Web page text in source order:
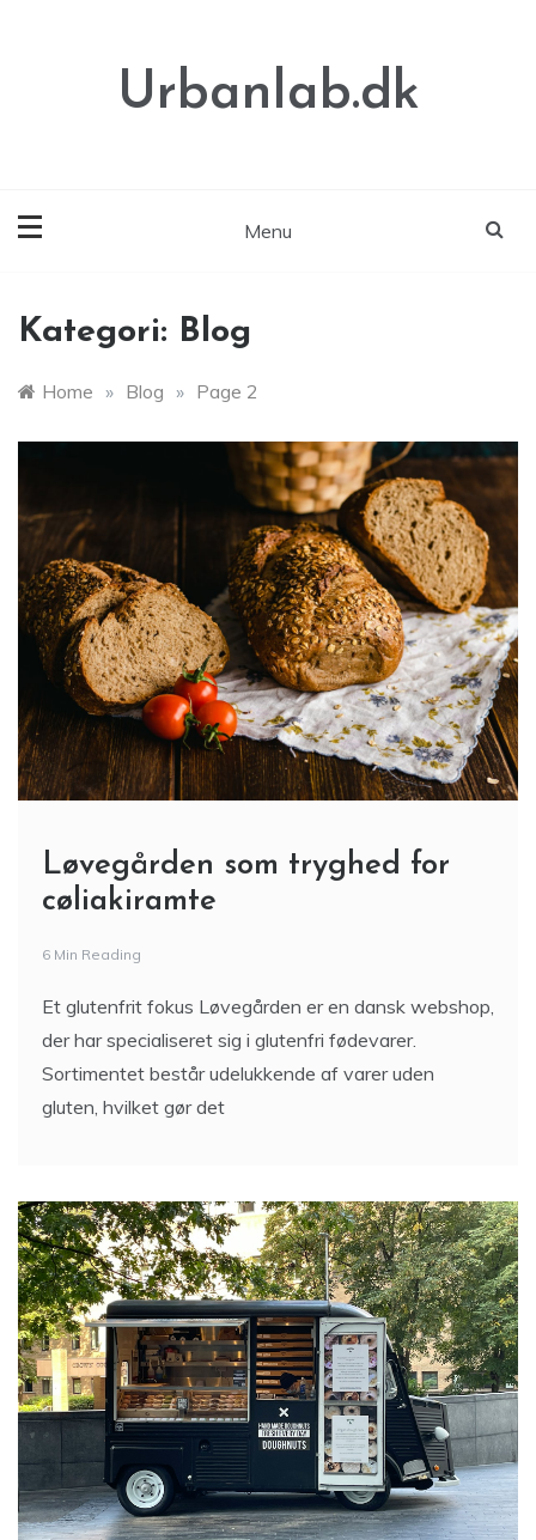
Urbanlab.dk
Menu
Kategori: Blog
Home » Blog » Page 2
Løvegården som tryghed for
cøliakiramte
6 Min Reading
Et glutenfrit fokus Løvegården er en dansk webshop,
der har specialiseret sig i glutenfri fødevarer.
Sortimentet består udelukkende af varer uden
gluten, hvilket gør det